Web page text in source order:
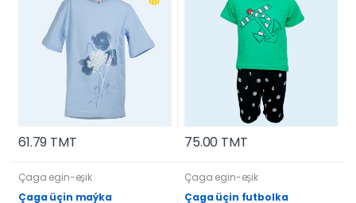
61.79 TMT 75.00 TMT
Çaga egin-eşik
Çaga üçin maýka
Çaga egin-eşik
Çaga üçin futbolka